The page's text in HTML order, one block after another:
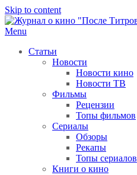
Skip to content
Menu
Статьи
Новости
Новости кино
Новости ТВ
Фильмы
Рецензии
Топы фильмов
Сериалы
Обзоры
Рекапы
Топы сериалов
Книги о кино